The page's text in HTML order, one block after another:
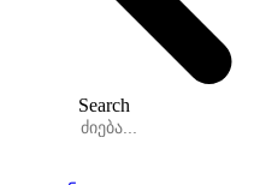
Search